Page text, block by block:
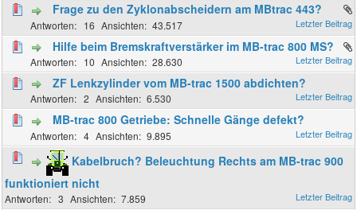
Frage zu den Zyklonabscheidern am MBtrac 443?
16 43.517
Hilfe beim Bremskraftverstärker im MB-trac 800 MS?
10 28.630
ZF Lenkzylinder vom MB-trac 1500 abdichten?
2 6.530
MB-trac 800 Getriebe: Schnelle Gänge defekt?
4 9.895
Kabelbruch? Beleuchtung Rechts am MB-trac 900
funktioniert nicht
3 7.859